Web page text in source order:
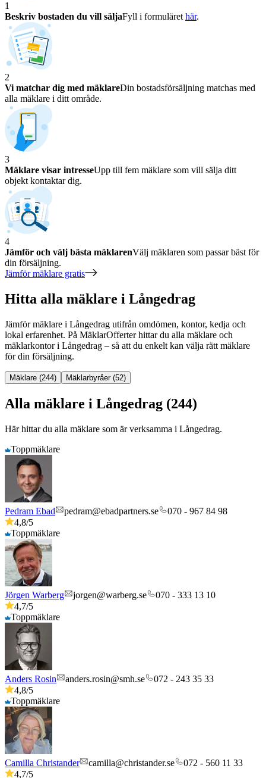
1
Beskriv bostaden du vill säljaFyll i formuläret här.
2
Vi matchar dig med mäklareDin bostadsförsäljning matchas med
alla mäklare i ditt område.
3
Mäklare visar intresseUpp till fem mäklare som vill sälja ditt
objekt kontaktar dig.
4
Jämför och välj bästa mäklarenVälj mäklaren som passar bäst för
din försäljning.
Jämför mäklare gratis
Hitta alla mäklare i Långedrag
Jämför mäklare i Långedrag utifrån omdömen, kontor, kedja och
lokal erfarenhet. På MäklarOfferter hittar du alla mäklare och
mäklarkontori Långedrag – så att du enkelt kan välja rätt mäklare
för din försäljning.
Mäklare (244) Mäklarbyråer (52)
Alla mäklare i Långedrag (244)
Här hittar du alla mäklare som är verksamma i Långedrag.
Toppmäklare
Pedram Ebad pedram@ebadpartners.se
070 - 967 84 98
4,8/5
Toppmäklare
Jörgen Warberg jorgen@warberg.se
070 - 333 13 10
4,7/5
Toppmäklare
Anders Rosin anders.rosin@smh.se
072 - 243 35 33
4,8/5
Toppmäklare
Camilla Christander camilla@christander.se
072 - 560 11 33
4,7/5